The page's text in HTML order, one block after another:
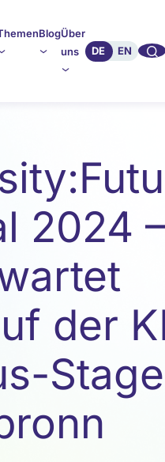
BlogÜber
uns
DE EN 🔍︎︎
2024
der
Stage